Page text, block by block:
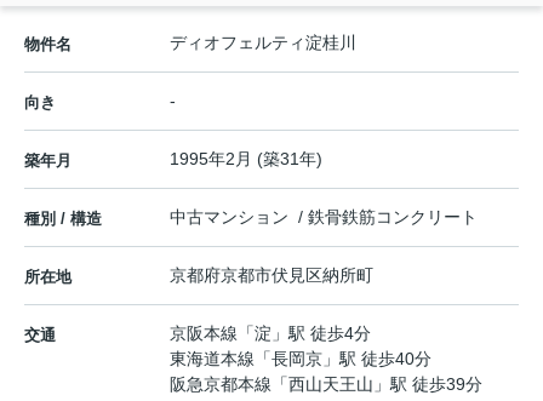
物件名 ディオフェルティ淀桂川
向き -
築年月 1995年2月 (築31年)
種別 / 構造 中古マンション / 鉄骨鉄筋コンクリート
所在地 京都府京都市伏見区納所町
交通 京阪本線 「淀 」駅 徒歩4分
東海道本線 「長岡京 」駅 徒歩40分
阪急京都本線 「西山天王山 」駅 徒歩39分